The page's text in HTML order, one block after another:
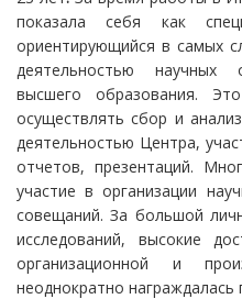
показала себя как
ориентирующийся в самых
деятельностью научных
высшего образования.
осуществлять сбор и
деятельностью Центра,
отчетов, презентаций.
участие в организации
совещаний. За большой
исследований, высокие
организационной и
неоднократно